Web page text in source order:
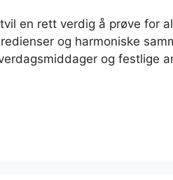
en rett verdig å prøve for
og harmoniske
og festlige